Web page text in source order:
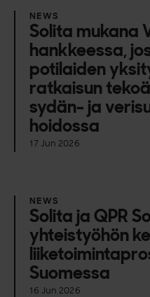
NEWS
Solita mukana
hankkeessa,
potilaiden
ratkaisun
sydän- ja
hoidossa
17 Jun 2026
NEWS
Solita ja QPR
yhteistyöhön
Suomessa
16 Jun 2026